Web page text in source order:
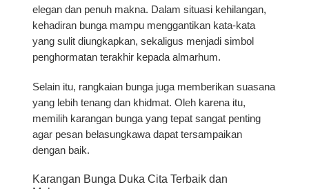
elegan dan penuh makna. Dalam situasi kehilangan,
kehadiran bunga mampu menggantikan kata-kata
yang sulit diungkapkan, sekaligus menjadi simbol
penghormatan terakhir kepada almarhum.
Selain itu, rangkaian bunga juga memberikan suasana
yang lebih tenang dan khidmat. Oleh karena itu,
memilih karangan bunga yang tepat sangat penting
agar pesan belasungkawa dapat tersampaikan
dengan baik.
Karangan Bunga Duka Cita Terbaik dan